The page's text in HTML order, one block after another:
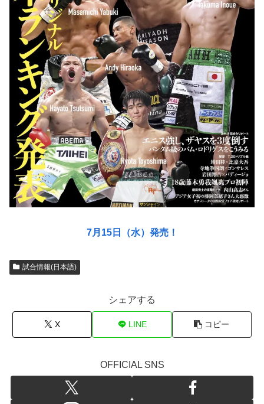
7月15日（水）発売！
試合情報(日本語)
シェアする
X LINE コピー
OFFICIAL SNS